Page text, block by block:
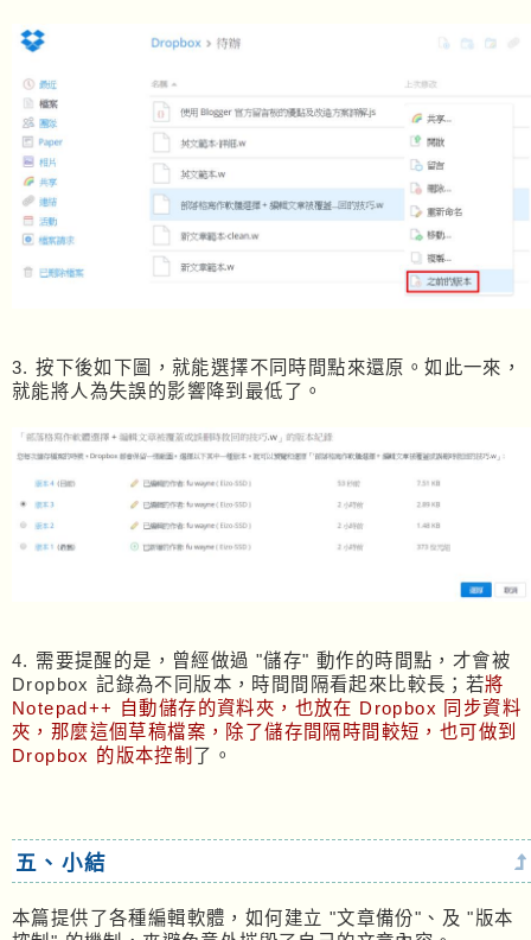
3. 按下後如下圖，就能選擇不同時間點來還原。如此一來，
就能將人為失誤的影響降到最低了。
4. 需要提醒的是，曾經做過 "儲存" 動作的時間點，才會被
Dropbox 記錄為不同版本，時間間隔看起來比較長；若將
Notepad++ 自動儲存的資料夾，也放在 Dropbox 同步資料
夾，那麼這個草稿檔案，除了儲存間隔時間較短，也可做到
Dropbox 的版本控制
了。
五、小結
本篇提供了各種編輯軟體，如何建立 "文章備份"、及 "版本